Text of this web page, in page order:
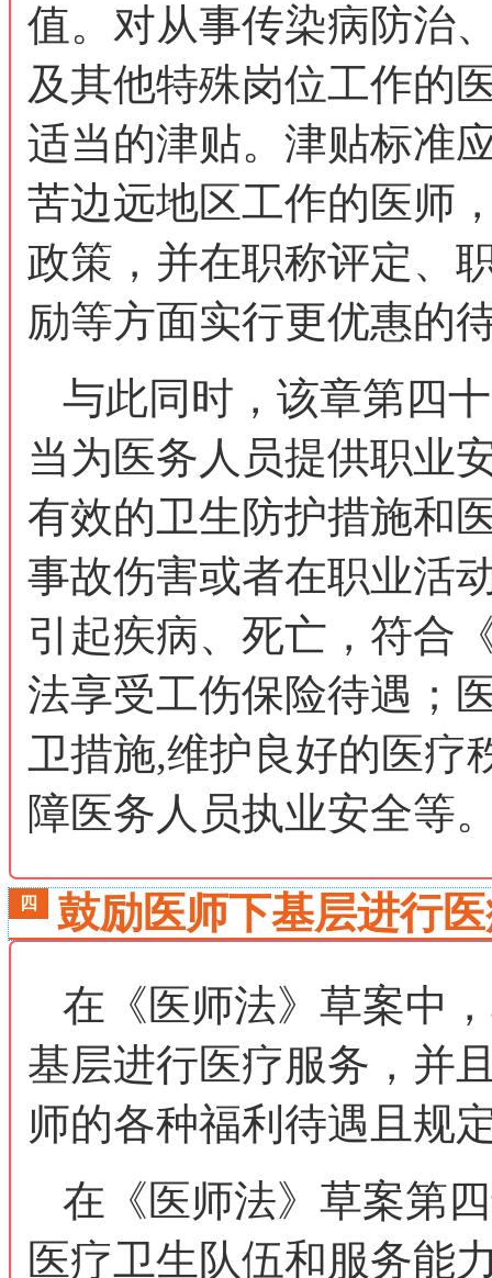
值。对从事传染病防治
及其他特殊岗位工作的
适当的津贴。津贴标准
苦边远地区工作的医师
政策，并在职称评定、
励等方面实行更优惠的
与此同时，该章第四
当为医务人员提供职业
有效的卫生防护措施和
事故伤害或者在职业活
引起疾病、死亡，符合
法享受工伤保险待遇；
卫措施,维护良好的医疗
障医务人员执业安全等
四
鼓励医师下基层进行
在《医师法》草案中
基层进行医疗服务，并
师的各种福利待遇且规
在《医师法》草案第
医疗卫生队伍和服务能